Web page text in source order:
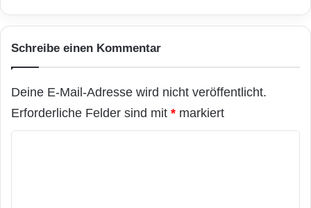
Schreibe einen Kommentar
Deine E-Mail-Adresse wird nicht veröffentlicht.
Erforderliche Felder sind mit * markiert